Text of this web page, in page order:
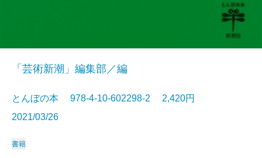
「芸術新潮」編集部／編
とんぼの本 978-4-10-602298-2 2,420円
2021/03/26
書籍